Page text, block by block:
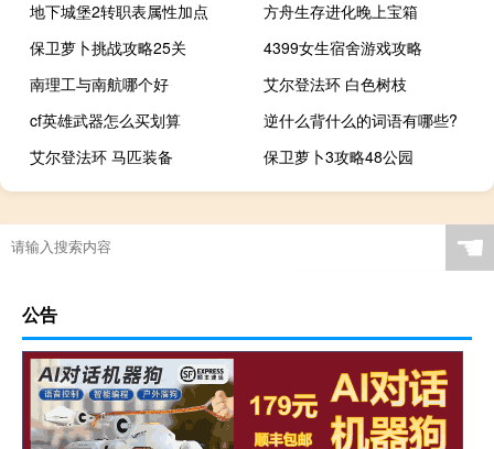
地下城堡2转职表属性加点
方舟生存进化晚上宝箱
保卫萝卜挑战攻略25关
4399女生宿舍游戏攻略
南理工与南航哪个好
艾尔登法环 白色树枝
cf英雄武器怎么买划算
逆什么背什么的词语有哪些?
艾尔登法环 马匹装备
保卫萝卜3攻略48公园
☚
公告